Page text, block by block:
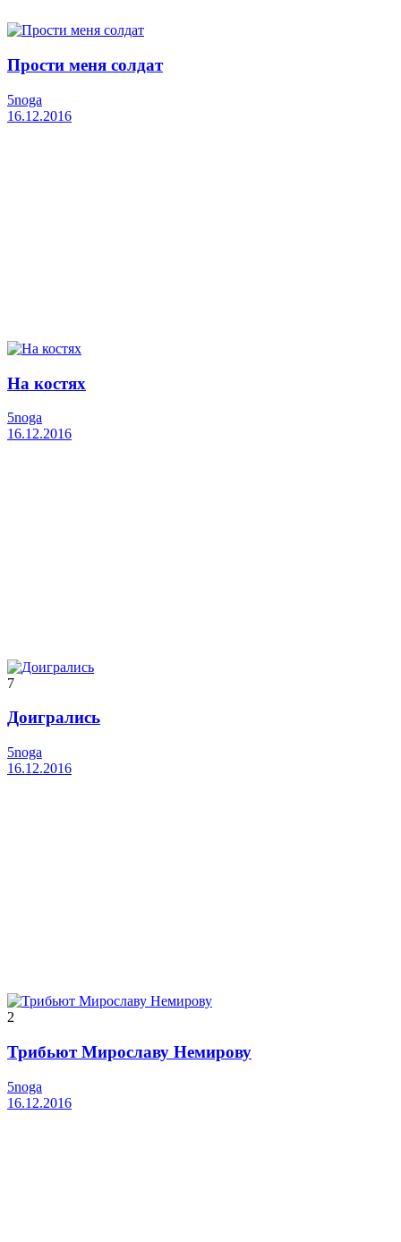
Прости меня солдат
5noga
16.12.2016
На костях
5noga
16.12.2016
7
Доигрались
5noga
16.12.2016
2
Трибьют Мирославу Немирову
5noga
16.12.2016